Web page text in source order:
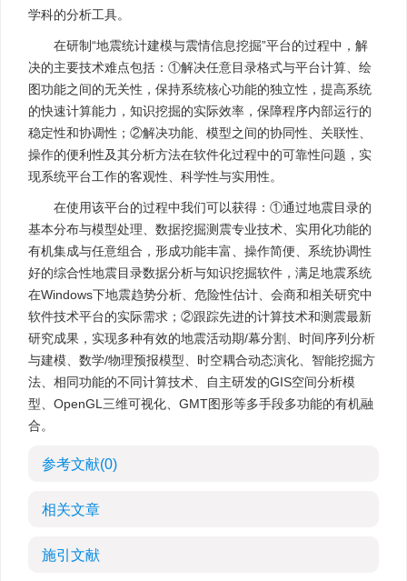
学科的分析工具。
在研制“地震统计建模与震情信息挖掘”平台的过程中，解
决的主要技术难点包括：①解决任意目录格式与平台计算、绘
图功能之间的无关性，保持系统核心功能的独立性，提高系统
的快速计算能力，知识挖掘的实际效率，保障程序内部运行的
稳定性和协调性；②解决功能、模型之间的协同性、关联性、
操作的便利性及其分析方法在软件化过程中的可靠性问题，实
现系统平台工作的客观性、科学性与实用性。
在使用该平台的过程中我们可以获得：①通过地震目录的
基本分布与模型处理、数据挖掘测震专业技术、实用化功能的
有机集成与任意组合，形成功能丰富、操作简便、系统协调性
好的综合性地震目录数据分析与知识挖掘软件，满足地震系统
在Windows下地震趋势分析、危险性估计、会商和相关研究中
软件技术平台的实际需求；②跟踪先进的计算技术和测震最新
研究成果，实现多种有效的地震活动期/幕分割、时间序列分析
与建模、数学/物理预报模型、时空耦合动态演化、智能挖掘方
法、相同功能的不同计算技术、自主研发的GIS空间分析模
型、OpenGL三维可视化、GMT图形等多手段多功能的有机融
合。
参考文献(0)
相关文章
施引文献